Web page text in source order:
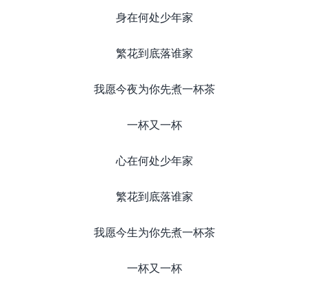
身在何处少年家
繁花到底落谁家
我愿今夜为你先煮一杯茶
一杯又一杯
心在何处少年家
繁花到底落谁家
我愿今生为你先煮一杯茶
一杯又一杯